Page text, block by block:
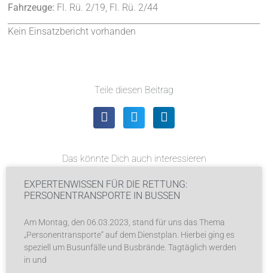
Fahrzeuge: Fl. Rü. 2/19, Fl. Rü. 2/44
Kein Einsatzbericht vorhanden
Teile diesen Beitrag
Das könnte Dich auch interessieren
EXPERTENWISSEN FÜR DIE RETTUNG:
PERSONENTRANSPORTE IN BUSSEN
Am Montag, den 06.03.2023, stand für uns das Thema
„Personentransporte“ auf dem Dienstplan. Hierbei ging es
speziell um Busunfälle und Busbrände. Tagtäglich werden
in und